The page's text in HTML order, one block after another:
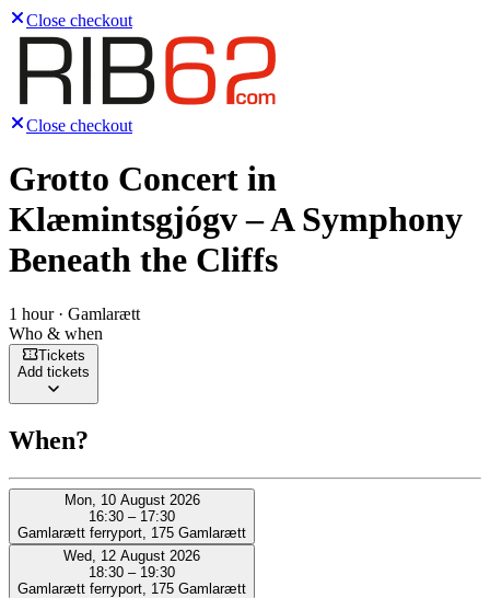
Close checkout
Close checkout
Grotto Concert in
Klæmintsgjógv – A Symphony
Beneath the Cliffs
1 hour · Gamlarætt
Who & when
Tickets
Add tickets
When?
Mon, 10 August 2026
16:30 – 17:30
Gamlarætt ferryport, 175 Gamlarætt
Wed, 12 August 2026
18:30 – 19:30
Gamlarætt ferryport, 175 Gamlarætt